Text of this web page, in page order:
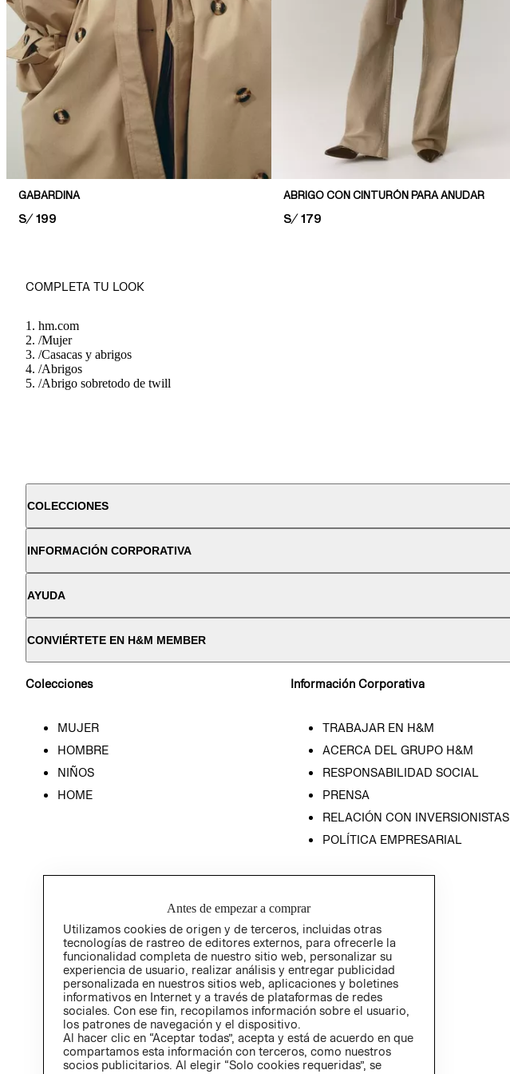
GABARDINA
PRICE:
S/ 199
ABRIGO CON CINTURÓN PARA ANUDAR
PRICE:
S/ 179
COMPLETA TU LOOK
hm.com
/Mujer
/Casacas y abrigos
/Abrigos
/Abrigo sobretodo de twill
COLECCIONES
INFORMACIÓN CORPORATIVA
AYUDA
CONVIÉRTETE EN H&M MEMBER
Colecciones
MUJER
HOMBRE
NIÑOS
HOME
Información Corporativa
TRABAJAR EN H&M
ACERCA DEL GRUPO H&M
RESPONSABILIDAD SOCIAL
PRENSA
RELACIÓN CON INVERSIONISTAS
POLÍTICA EMPRESARIAL
Antes de empezar a comprar
Utilizamos cookies de origen y de terceros, incluidas otras
tecnologías de rastreo de editores externos, para ofrecerle la
funcionalidad completa de nuestro sitio web, personalizar su
experiencia de usuario, realizar análisis y entregar publicidad
personalizada en nuestros sitios web, aplicaciones y boletines
informativos en Internet y a través de plataformas de redes
sociales. Con ese fin, recopilamos información sobre el usuario,
los patrones de navegación y el dispositivo.
Al hacer clic en “Aceptar todas”, acepta y está de acuerdo en que
compartamos esta información con terceros, como nuestros
socios publicitarios. Al elegir “Solo cookies requeridas”, se